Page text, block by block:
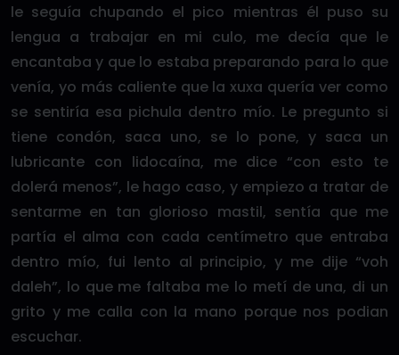
le seguía chupando el pico mientras él puso su
lengua a trabajar en mi culo, me decía que le
encantaba y que lo estaba preparando para lo que
venía, yo más caliente que la xuxa quería ver como
se sentiría esa pichula dentro mío. Le pregunto si
tiene condón, saca uno, se lo pone, y saca un
lubricante con lidocaína, me dice “con esto te
dolerá menos”, le hago caso, y empiezo a tratar de
sentarme en tan glorioso mastil, sentía que me
partía el alma con cada centímetro que entraba
dentro mío, fui lento al principio, y me dije “voh
daleh”, lo que me faltaba me lo metí de una, di un
grito y me calla con la mano porque nos podian
escuchar.